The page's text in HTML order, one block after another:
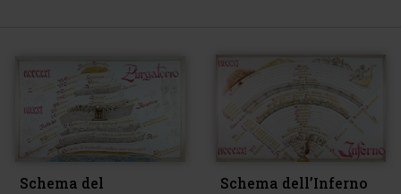
Schema del
Schema dell’Inferno